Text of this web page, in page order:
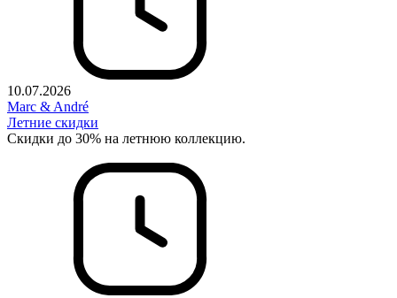
10.07.2026
Marc & André
Летние скидки
Скидки до 30% на летнюю коллекцию.